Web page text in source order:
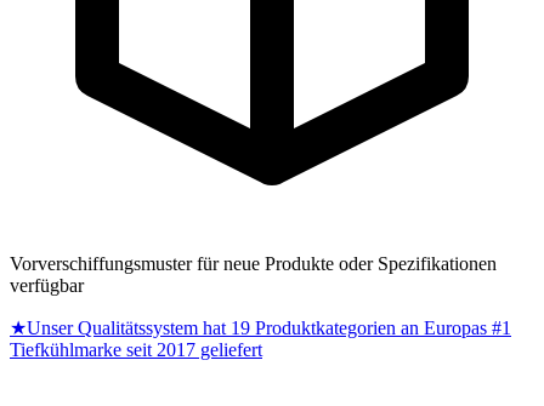
Vorverschiffungsmuster für neue Produkte oder Spezifikationen
verfügbar
★Unser Qualitätssystem hat 19 Produktkategorien an Europas #1
Tiefkühlmarke seit 2017 geliefert